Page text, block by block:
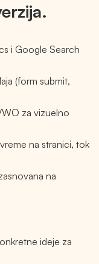
i Google Search
(form submit,
za vizuelno
na stranici, tok
na
ideje za